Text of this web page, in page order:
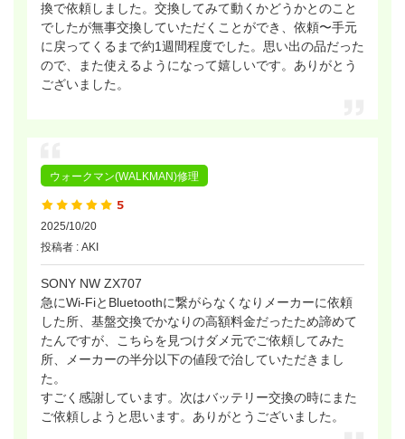
換で依頼しました。交換してみて動くかどうかとのこと
でしたが無事交換していただくことができ、依頼〜手元
に戻ってくるまで約1週間程度でした。思い出の品だった
ので、また使えるようになって嬉しいです。ありがとう
ございました。
ウォークマン(WALKMAN)修理
2025/10/20
投稿者 : AKI
SONY NW ZX707
急にWi-FiとBluetoothに繋がらなくなりメーカーに依頼
した所、基盤交換でかなりの高額料金だったため諦めて
たんですが、こちらを見つけダメ元でご依頼してみた
所、メーカーの半分以下の値段で治していただきまし
た。
すごく感謝しています。次はバッテリー交換の時にまた
ご依頼しようと思います。ありがとうございました。